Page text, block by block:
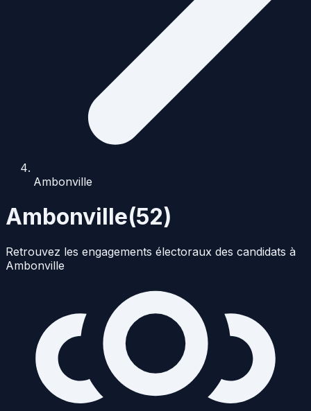
Ambonville
Ambonville(52)
Retrouvez les engagements électoraux des candidats à
Ambonville